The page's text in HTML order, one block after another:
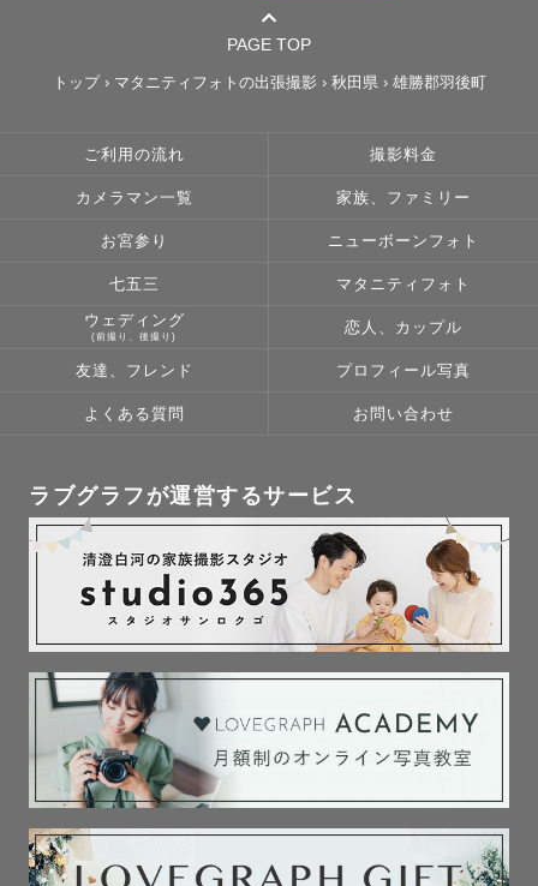
PAGE TOP
トップ› マタニティフォトの出張撮影 › 秋田県 › 雄勝郡羽後町
ご利用の流れ 撮影料金
カメラマン一覧 家族、ファミリー
お宮参り ニューボーンフォト
七五三 マタニティフォト
ウェディング
(前撮り、後撮り)
恋人、カップル
友達、フレンド プロフィール写真
よくある質問 お問い合わせ
ラブグラフが運営するサービス